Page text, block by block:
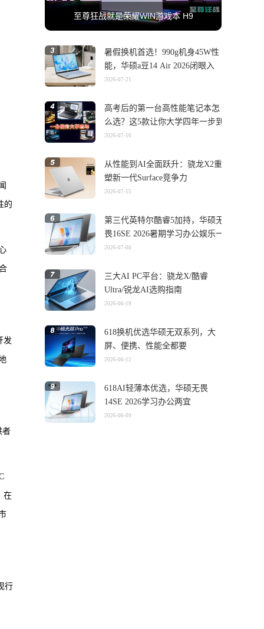
的
发
者
在
行
至尊狂战就是荣耀WIN游戏本 H9
暑假换机首选！990g机身45W性
能，华硕a豆14 Air 2026闭眼入
2026-07-21
高考后的第一台高性能笔记本怎
么选？这5款让你大学四年一步到
位
2026-07-16
从性能到AI全面跃升：骁龙X2重
塑新一代Surface竞争力
2026-07-15
第三代英特尔酷睿5加持，华硕无
畏16SE 2026暑期学习办公娱乐一
机搞定
2026-07-08
三大AI PC平台：骁龙X/酷睿
Ultra/锐龙AI选购指南
2026-06-19
618换机优选华硕无双系列，大
屏、便携、性能全都要
2026-06-12
618AI轻薄本优选，华硕无畏
14SE 2026学习办公两宜
2026-06-09